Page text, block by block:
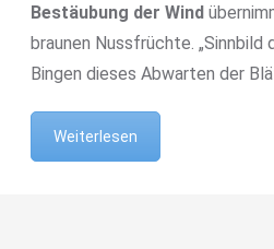
Bestäubung der Wind
braunen Nussfrüchte. „Sinnbild
Bingen dieses Abwarten der
Weiterlesen